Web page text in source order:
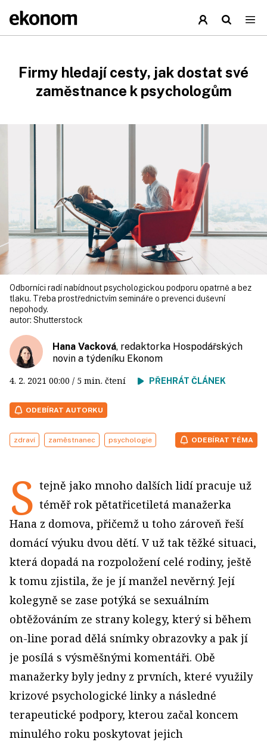
Firmy hledají cesty, jak dostat své
zaměstnance k psychologům
Odborníci radí nabídnout psychologickou podporu opatrně a bez
tlaku. Třeba prostřednictvím semináře o prevenci duševní
nepohody.
autor: Shutterstock
Hana Vacková, redaktorka Hospodářských
novin a týdeníku Ekonom
4. 2. 2021 00:00 / 5 min. čtení PŘEHRÁT ČLÁNEK
ODEBÍRAT AUTORKU
zdraví zaměstnanec psychologie ODEBÍRAT TÉMA
S tejně jako mnoho dalších lidí pracuje už
téměř rok pětatřicetiletá manažerka
Hana z domova, přičemž u toho zároveň řeší
domácí výuku dvou dětí. V už tak těžké situaci,
která dopadá na rozpoložení celé rodiny, ještě
k tomu zjistila, že je jí manžel nevěrný. Její
kolegyně se zase potýká se sexuálním
obtěžováním ze strany kolegy, který si během
on-line porad dělá snímky obrazovky a pak jí
je posílá s výsměšnými komentáři. Obě
manažerky byly jedny z prvních, které využily
krizové psychologické linky a následné
terapeutické podpory, kterou začal koncem
minulého roku poskytovat jejich